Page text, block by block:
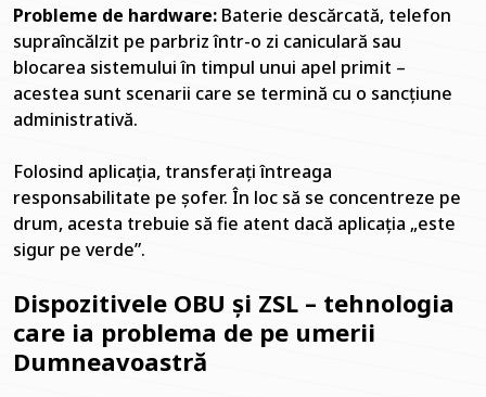
Probleme de hardware: Baterie descărcată, telefon
supraîncălzit pe parbriz într-o zi caniculară sau
blocarea sistemului în timpul unui apel primit –
acestea sunt scenarii care se termină cu o sancțiune
administrativă.
Folosind aplicația, transferați întreaga
responsabilitate pe șofer. În loc să se concentreze pe
drum, acesta trebuie să fie atent dacă aplicația „este
sigur pe verde”.
Dispozitivele OBU și ZSL – tehnologia
care ia problema de pe umerii
Dumneavoastră